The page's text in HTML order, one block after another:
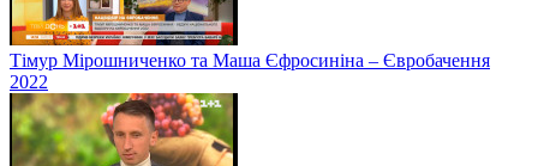
Тімур Мірошниченко та Маша Єфросиніна – Євробачення
2022